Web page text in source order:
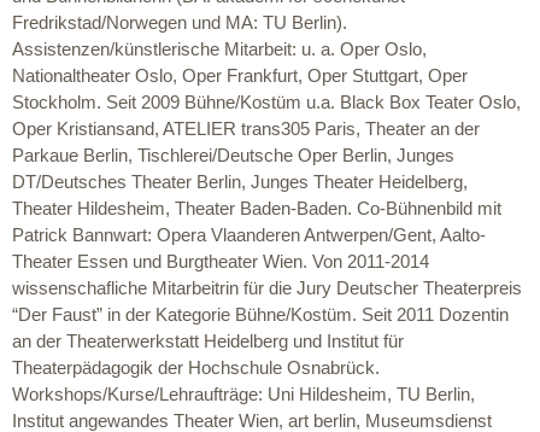
Fredrikstad/Norwegen und MA: TU Berlin).
Assistenzen/künstlerische Mitarbeit: u. a. Oper Oslo,
Nationaltheater Oslo, Oper Frankfurt, Oper Stuttgart, Oper
Stockholm. Seit 2009 Bühne/Kostüm u.a. Black Box Teater Oslo,
Oper Kristiansand, ATELIER trans305 Paris, Theater an der
Parkaue Berlin, Tischlerei/Deutsche Oper Berlin, Junges
DT/Deutsches Theater Berlin, Junges Theater Heidelberg,
Theater Hildesheim, Theater Baden-Baden. Co-Bühnenbild mit
Patrick Bannwart: Opera Vlaanderen Antwerpen/Gent, Aalto-
Theater Essen und Burgtheater Wien. Von 2011-2014
wissenschafliche Mitarbeitrin für die Jury Deutscher Theaterpreis
“Der Faust” in der Kategorie Bühne/Kostüm. Seit 2011 Dozentin
an der Theaterwerkstatt Heidelberg und Institut für
Theaterpädagogik der Hochschule Osnabrück.
Workshops/Kurse/Lehraufträge: Uni Hildesheim, TU Berlin,
Institut angewandes Theater Wien, art berlin, Museumsdienst